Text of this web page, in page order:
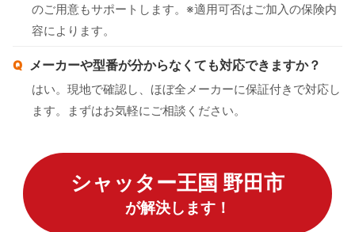
のご用意もサポートします。※適用可否はご加入の保険内
容によります。
メーカーや型番が分からなくても対応できますか？
はい。現地で確認し、ほぼ全メーカーに保証付きで対応し
ます。まずはお気軽にご相談ください。
シャッター王国 野田市
が解決します！